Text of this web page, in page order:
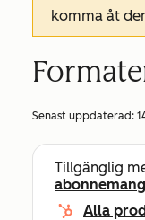
komma åt
Senast uppdaterad:
Tillgänglig
abonnemang
Alla